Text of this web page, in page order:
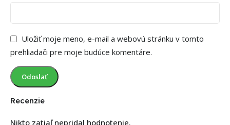
Recenzie
Nikto zatiaľ nepridal hodnotenie.
Uložiť moje meno, e-mail a webovú stránku v tomto
prehliadači pre moje budúce komentáre.